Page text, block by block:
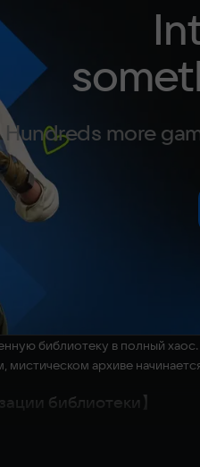
Hundreds more
библиотеку в полный
архиве
библиотеки】
используйте названия и